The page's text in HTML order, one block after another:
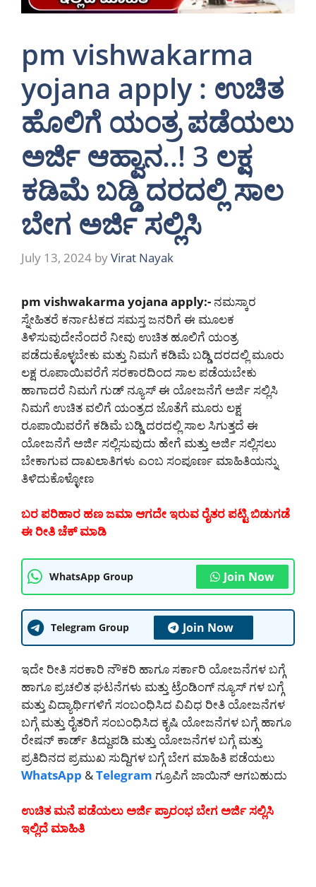
pm vishwakarma
yojana apply : ಉಚಿತ
ಹೊಲಿಗೆ ಯಂತ್ರ ಪಡೆಯಲು
ಅರ್ಜಿ ಆಹ್ವಾನ..! 3 ಲಕ್ಷ
ಕಡಿಮೆ ಬಡ್ಡಿ ದರದಲ್ಲಿ ಸಾಲ
ಬೇಗ ಅರ್ಜಿ ಸಲ್ಲಿಸಿ
July 13, 2024 byVirat Nayak
pm vishwakarma yojana apply:- ನಮಸ್ಕಾರ
ಸ್ನೇಹಿತರೆ ಕರ್ನಾಟಕದ ಸಮಸ್ತ ಜನರಿಗೆ ಈ ಮೂಲಕ
ತಿಳಿಸುವುದೇನೆಂದರೆ ನೀವು ಉಚಿತ ಹೂಲಿಗೆ ಯಂತ್ರ
ಪಡೆದುಕೊಳ್ಳಬೇಕು ಮತ್ತು ನಿಮಗೆ ಕಡಿಮೆ ಬಡ್ಡಿ ದರದಲ್ಲಿ ಮೂರು
ಲಕ್ಷ ರೂಪಾಯಿವರೆಗೆ ಸರಕಾರದಿಂದ ಸಾಲ ಪಡೆಯಬೇಕು
ಹಾಗಾದರೆ ನಿಮಗೆ ಗುಡ್ ನ್ಯೂಸ್ ಈ ಯೋಜನೆಗೆ ಅರ್ಜಿ ಸಲ್ಲಿಸಿ
ನಿಮಗೆ ಉಚಿತ ವಲಿಗೆ ಯಂತ್ರದ ಜೊತೆಗೆ ಮೂರು ಲಕ್ಷ
ರೂಪಾಯಿವರೆಗೆ ಕಡಿಮೆ ಬಡ್ಡಿ ದರದಲ್ಲಿ ಸಾಲ ಸಿಗುತ್ತದೆ ಈ
ಯೋಜನೆಗೆ ಅರ್ಜಿ ಸಲ್ಲಿಸುವುದು ಹೇಗೆ ಮತ್ತು ಅರ್ಜಿ ಸಲ್ಲಿಸಲು
ಬೇಕಾಗುವ ದಾಖಲಾತಿಗಳು ಎಂಬ ಸಂಪೂರ್ಣ ಮಾಹಿತಿಯನ್ನು
ತಿಳಿದುಕೊಳ್ಳೋಣ
ಬರ ಪರಿಹಾರ ಹಣ ಜಮಾ ಆಗದೇ ಇರುವ ರೈತರ ಪಟ್ಟಿ ಬಿಡುಗಡೆ
ಈ ರೀತಿ ಚೆಕ್ ಮಾಡಿ
WhatsApp Group Join Now
Telegram Group Join Now
ಇದೇ ರೀತಿ ಸರಕಾರಿ ನೌಕರಿ ಹಾಗೂ ಸರ್ಕಾರಿ ಯೋಜನೆಗಳ ಬಗ್ಗೆ
ಹಾಗೂ ಪ್ರಚಲಿತ ಘಟನೆಗಳು ಮತ್ತು ಟ್ರೆಂಡಿಂಗ್ ನ್ಯೂಸ್ ಗಳ ಬಗ್ಗೆ
ಮತ್ತು ವಿದ್ಯಾರ್ಥಿಗಳಿಗೆ ಸಂಬಂಧಿಸಿದ ವಿವಿಧ ರೀತಿ ಯೋಜನೆಗಳ
ಬಗ್ಗೆ ಮತ್ತು ರೈತರಿಗೆ ಸಂಬಂಧಿಸಿದ ಕೃಷಿ ಯೋಜನೆಗಳ ಬಗ್ಗೆ ಹಾಗೂ
ರೇಷನ್ ಕಾರ್ಡ್ ತಿದ್ದುಪಡಿ ಮತ್ತು ಯೋಜನೆಗಳ ಬಗ್ಗೆ ಮತ್ತು
ಪ್ರತಿದಿನದ ಪ್ರಮುಖ ಸುದ್ದಿಗಳ ಬಗ್ಗೆ ಬೇಗ ಮಾಹಿತಿ ಪಡೆಯಲು
WhatsApp &Telegram ಗ್ರೂಪಿಗೆ ಜಾಯಿನ್ ಆಗಬಹುದು
ಉಚಿತ ಮನೆ ಪಡೆಯಲು ಅರ್ಜಿ ಪ್ರಾರಂಭ ಬೇಗ ಅರ್ಜಿ ಸಲ್ಲಿಸಿ
ಇಲ್ಲಿದೆ ಮಾಹಿತಿ